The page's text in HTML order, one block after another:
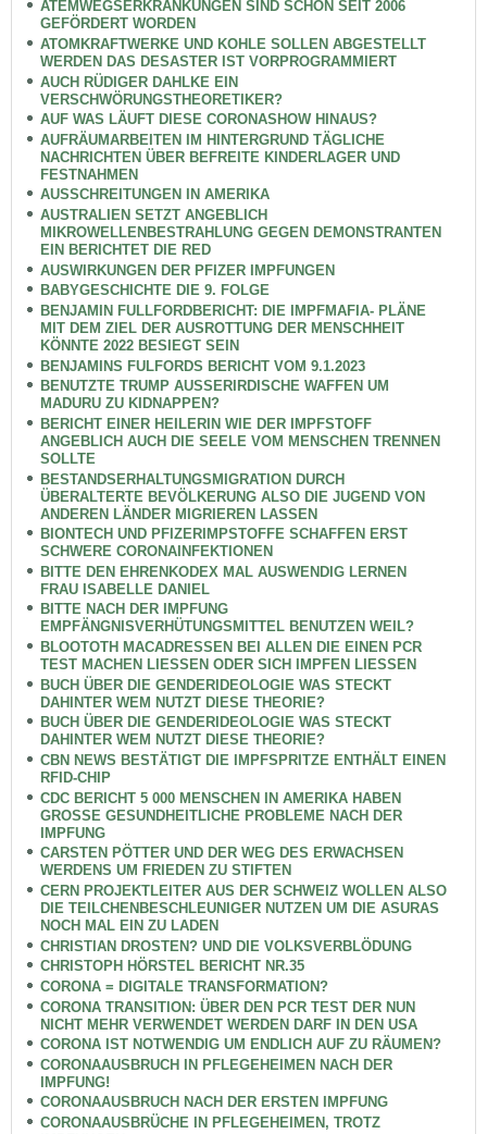
ATEMWEGSERKRANKUNGEN SIND SCHON SEIT 2006
GEFÖRDERT WORDEN
ATOMKRAFTWERKE UND KOHLE SOLLEN ABGESTELLT
WERDEN DAS DESASTER IST VORPROGRAMMIERT
AUCH RÜDIGER DAHLKE EIN
VERSCHWÖRUNGSTHEORETIKER?
AUF WAS LÄUFT DIESE CORONASHOW HINAUS?
AUFRÄUMARBEITEN IM HINTERGRUND TÄGLICHE
NACHRICHTEN ÜBER BEFREITE KINDERLAGER UND
FESTNAHMEN
AUSSCHREITUNGEN IN AMERIKA
AUSTRALIEN SETZT ANGEBLICH
MIKROWELLENBESTRAHLUNG GEGEN DEMONSTRANTEN
EIN BERICHTET DIE RED
AUSWIRKUNGEN DER PFIZER IMPFUNGEN
BABYGESCHICHTE DIE 9. FOLGE
BENJAMIN FULLFORDBERICHT: DIE IMPFMAFIA- PLÄNE
MIT DEM ZIEL DER AUSROTTUNG DER MENSCHHEIT
KÖNNTE 2022 BESIEGT SEIN
BENJAMINS FULFORDS BERICHT VOM 9.1.2023
BENUTZTE TRUMP AUSSERIRDISCHE WAFFEN UM
MADURU ZU KIDNAPPEN?
BERICHT EINER HEILERIN WIE DER IMPFSTOFF
ANGEBLICH AUCH DIE SEELE VOM MENSCHEN TRENNEN
SOLLTE
BESTANDSERHALTUNGSMIGRATION DURCH
ÜBERALTERTE BEVÖLKERUNG ALSO DIE JUGEND VON
ANDEREN LÄNDER MIGRIEREN LASSEN
BIONTECH UND PFIZERIMPSTOFFE SCHAFFEN ERST
SCHWERE CORONAINFEKTIONEN
BITTE DEN EHRENKODEX MAL AUSWENDIG LERNEN
FRAU ISABELLE DANIEL
BITTE NACH DER IMPFUNG
EMPFÄNGNISVERHÜTUNGSMITTEL BENUTZEN WEIL?
BLOOTOTH MACADRESSEN BEI ALLEN DIE EINEN PCR
TEST MACHEN LIESSEN ODER SICH IMPFEN LIESSEN
BUCH ÜBER DIE GENDERIDEOLOGIE WAS STECKT
DAHINTER WEM NUTZT DIESE THEORIE?
BUCH ÜBER DIE GENDERIDEOLOGIE WAS STECKT
DAHINTER WEM NUTZT DIESE THEORIE?
CBN NEWS BESTÄTIGT DIE IMPFSPRITZE ENTHÄLT EINEN
RFID-CHIP
CDC BERICHT 5 000 MENSCHEN IN AMERIKA HABEN
GROSSE GESUNDHEITLICHE PROBLEME NACH DER
IMPFUNG
CARSTEN PÖTTER UND DER WEG DES ERWACHSEN
WERDENS UM FRIEDEN ZU STIFTEN
CERN PROJEKTLEITER AUS DER SCHWEIZ WOLLEN ALSO
DIE TEILCHENBESCHLEUNIGER NUTZEN UM DIE ASURAS
NOCH MAL EIN ZU LADEN
CHRISTIAN DROSTEN? UND DIE VOLKSVERBLÖDUNG
CHRISTOPH HÖRSTEL BERICHT NR.35
CORONA = DIGITALE TRANSFORMATION?
CORONA TRANSITION: ÜBER DEN PCR TEST DER NUN
NICHT MEHR VERWENDET WERDEN DARF IN DEN USA
CORONA IST NOTWENDIG UM ENDLICH AUF ZU RÄUMEN?
CORONAAUSBRUCH IN PFLEGEHEIMEN NACH DER
IMPFUNG!
CORONAAUSBRUCH NACH DER ERSTEN IMPFUNG
CORONAAUSBRÜCHE IN PFLEGEHEIMEN, TROTZ